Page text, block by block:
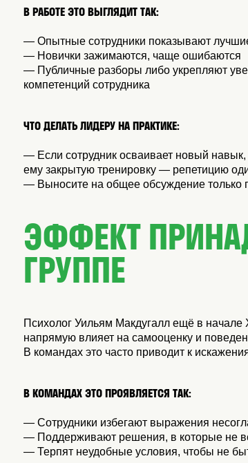
В РАБОТЕ ЭТО ВЫГЛЯДИТ ТАК:
— Опытные сотрудники показывают
— Новички зажимаются, чаще ошибаются
— Публичные разборы либо укрепляют
компетенций сотрудника
ЧТО ДЕЛАТЬ ЛИДЕРУ НА ПРАКТИКЕ:
— Если сотрудник осваивает новый
ему закрытую тренировку — репетицию
— Выносите на общее обсуждение только
ЭФФЕКТ
ГРУППЕ
Психолог Уильям Макдугалл ещё в начале
напрямую влияет на самооценку и
В командах это часто приводит к
В КОМАНДАХ ЭТО ПРОЯВЛЯЕТСЯ ТАК:
— Сотрудники избегают выражения
— Поддерживают решения, в которые не
— Терпят неудобные условия, чтобы не